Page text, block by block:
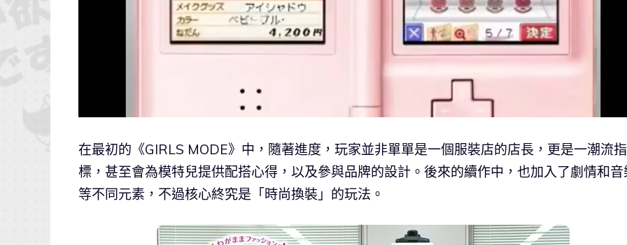
在最初的《GIRLS MODE》中，隨著進度，玩家並非單單是一個服裝店的店長，更是一潮流指
標，甚至會為模特兒提供配搭心得，以及參與品牌的設計。後來的續作中，也加入了劇情和音
等不同元素，不過核心終究是「時尚換裝」的玩法。